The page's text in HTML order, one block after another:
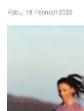
Rabu, 18 Februari 2026